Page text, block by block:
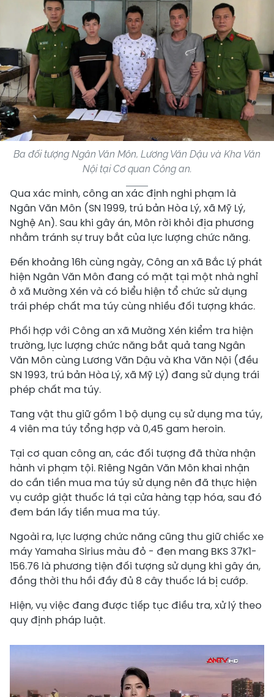
Ba đối tượng Ngân Văn Môn, Lương Văn Dậu và Kha Văn
Nội tại Cơ quan Công an.
Qua xác minh, công an xác định nghi phạm là
Ngân Văn Môn (SN 1999, trú bản Hòa Lý, xã Mỹ Lý,
Nghệ An). Sau khi gây án, Môn rời khỏi địa phương
nhằm tránh sự truy bắt của lực lượng chức năng.
Đến khoảng 16h cùng ngày, Công an xã Bắc Lý phát
hiện Ngân Văn Môn đang có mặt tại một nhà nghỉ
ở xã Mường Xén và có biểu hiện tổ chức sử dụng
trái phép chất ma túy cùng nhiều đối tượng khác.
Phối hợp với Công an xã Mường Xén kiểm tra hiện
trường, lực lượng chức năng bắt quả tang Ngân
Văn Môn cùng Lương Văn Dậu và Kha Văn Nội (đều
SN 1993, trú bản Hòa Lý, xã Mỹ Lý) đang sử dụng trái
phép chất ma túy.
Tang vật thu giữ gồm 1 bộ dụng cụ sử dụng ma túy,
4 viên ma túy tổng hợp và 0,45 gam heroin.
Tại cơ quan công an, các đối tượng đã thừa nhận
hành vi phạm tội. Riêng Ngân Văn Môn khai nhận
do cần tiền mua ma túy sử dụng nên đã thực hiện
vụ cướp giật thuốc lá tại cửa hàng tạp hóa, sau đó
đem bán lấy tiền mua ma túy.
Ngoài ra, lực lượng chức năng cũng thu giữ chiếc xe
máy Yamaha Sirius màu đỏ - đen mang BKS 37K1-
156.76 là phương tiện đối tượng sử dụng khi gây án,
đồng thời thu hồi đầy đủ 8 cây thuốc lá bị cướp.
Hiện, vụ việc đang được tiếp tục điều tra, xử lý theo
quy định pháp luật.